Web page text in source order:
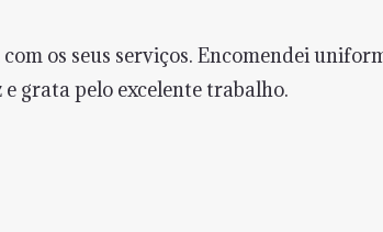
os seus serviços. Encomendei
grata pelo excelente trabalho.